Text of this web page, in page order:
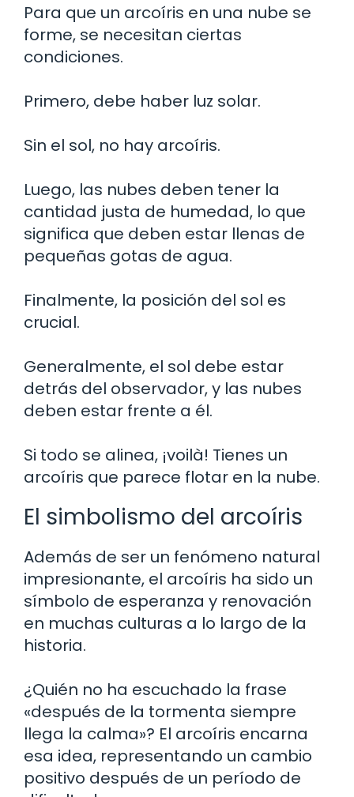
Para que un arcoíris en una nube se
forme, se necesitan ciertas
condiciones.
Primero, debe haber luz solar.
Sin el sol, no hay arcoíris.
Luego, las nubes deben tener la
cantidad justa de humedad, lo que
significa que deben estar llenas de
pequeñas gotas de agua.
Finalmente, la posición del sol es
crucial.
Generalmente, el sol debe estar
detrás del observador, y las nubes
deben estar frente a él.
Si todo se alinea, ¡voilà! Tienes un
arcoíris que parece flotar en la nube.
El simbolismo del arcoíris
Además de ser un fenómeno natural
impresionante, el arcoíris ha sido un
símbolo de esperanza y renovación
en muchas culturas a lo largo de la
historia.
¿Quién no ha escuchado la frase
«después de la tormenta siempre
llega la calma»? El arcoíris encarna
esa idea, representando un cambio
positivo después de un período de